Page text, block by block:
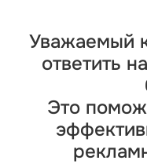
Уважаемый
ответить
Это